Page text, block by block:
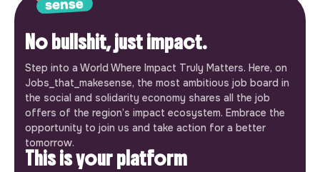
No bullshit, just impact.
Step into a World Where Impact Truly Matters. Here, on
Jobs_that_makesense, the most ambitious job board in
the social and solidarity economy shares all the job
offers of the region’s impact ecosystem. Embrace the
opportunity to join us and take action for a better
tomorrow.
This is your platform